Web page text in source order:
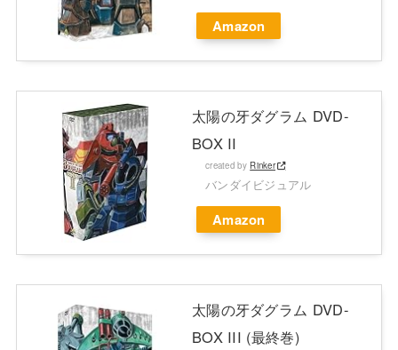
Amazon
太陽の牙ダグラム DVD-
BOX II
created by Rinker
バンダイビジュアル
Amazon
太陽の牙ダグラム DVD-
BOX III (最終巻)